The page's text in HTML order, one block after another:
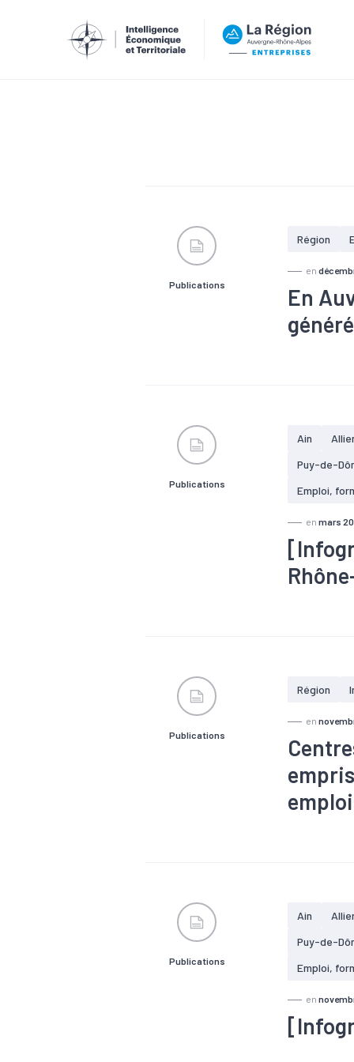
Publications
Région
en
En
Publications
Ain
Puy-de-
Emploi,
en mars
France)
Publications
Région
en
Publications
Ain
Puy-de-
Emploi,
en